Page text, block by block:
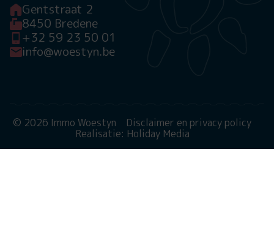
Gentstraat 2
8450 Bredene
+32 59 23 50 01
info@woestyn.be
© 2026 Immo Woestyn
Disclaimer en privacy policy
Realisatie: Holiday Media